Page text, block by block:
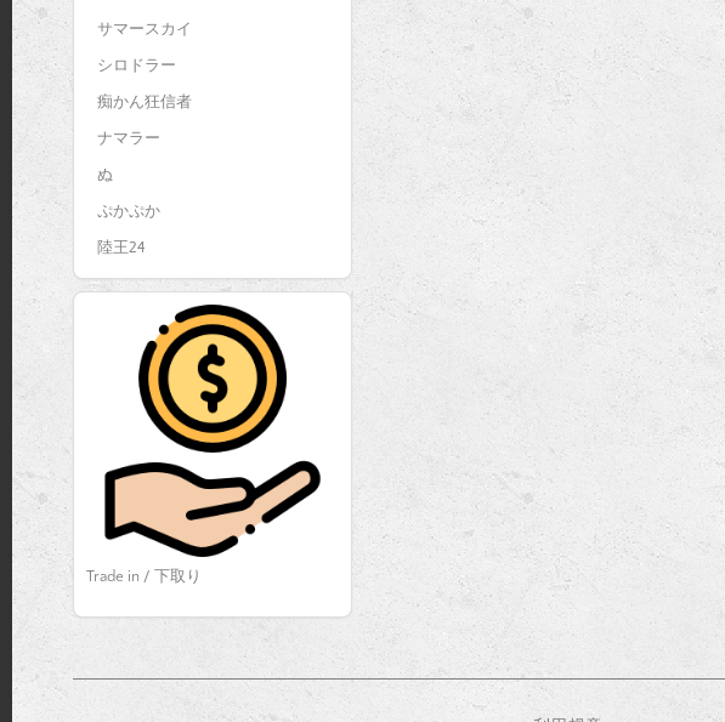
サマースカイ
シロドラー
痴かん狂信者
ナマラー
ぬ
ぷかぷか
陸王24
Trade in / 下取り